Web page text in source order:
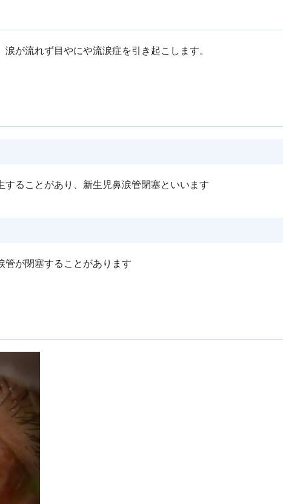
が流れず目やにや流涙症を引き起こします。
ることがあり、新生児鼻涙管閉塞といいます
管が閉塞することがあります